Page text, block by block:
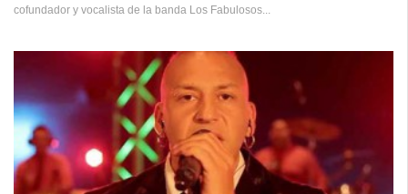
cofundador y vocalista de la banda Los Fabulosos...